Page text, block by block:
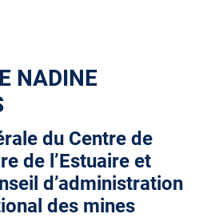
NADINE
du Centre de
de l’Estuaire et
d’administration
des mines